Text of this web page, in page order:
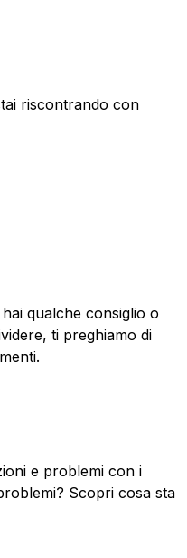
riscontrando con
qualche consiglio o
ti preghiamo di
e problemi con i
Scopri cosa sta